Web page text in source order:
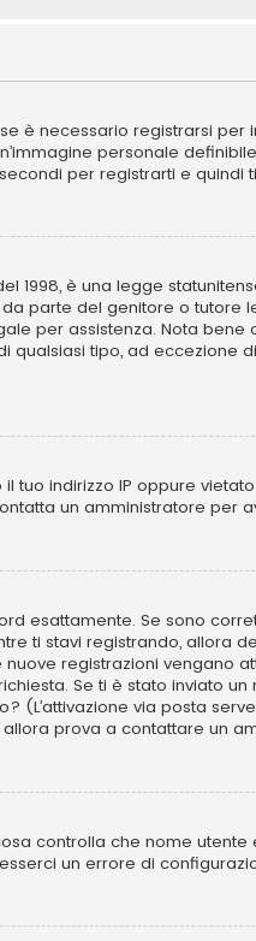
è necessario registrarsi
personale
per registrarti e
1998, è una legge
parte del genitore o
per assistenza. Nota
qualsiasi tipo, ad
tuo indirizzo IP oppure
un amministratore per
esattamente. Se sono
ti stavi registrando, allora
registrazioni vengano
Se ti è stato inviato
(L’attivazione via posta
prova a contattare un
controlla che nome
un errore di